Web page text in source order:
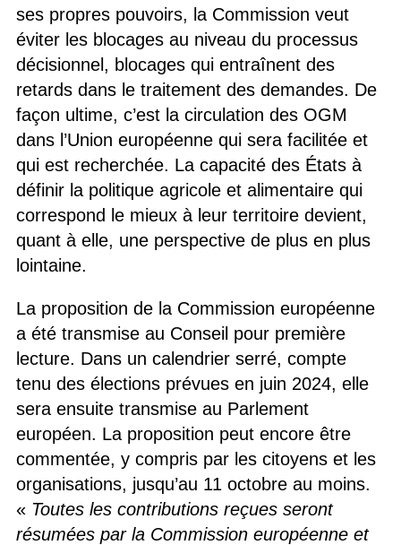
ses propres pouvoirs, la Commission veut
éviter les blocages au niveau du processus
décisionnel, blocages qui entraînent des
retards dans le traitement des demandes. De
façon ultime, c’est la circulation des OGM
dans l’Union européenne qui sera facilitée et
qui est recherchée. La capacité des États à
définir la politique agricole et alimentaire qui
correspond le mieux à leur territoire devient,
quant à elle, une perspective de plus en plus
lointaine.
La proposition de la Commission européenne
a été transmise au Conseil pour première
lecture. Dans un calendrier serré, compte
tenu des élections prévues en juin 2024, elle
sera ensuite transmise au Parlement
européen. La proposition peut encore être
commentée, y compris par les citoyens et les
organisations, jusqu’au 11 octobre au moins.
« Toutes les contributions reçues seront
résumées par la Commission européenne et